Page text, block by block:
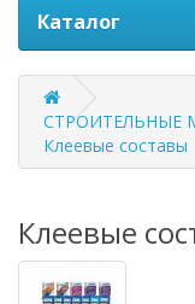
Каталог
СТРОИТЕЛЬНЫЕ
Клеевые составы
Клеевые